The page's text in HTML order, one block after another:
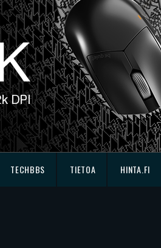
TECHBBS TIETOA HINTA.FI